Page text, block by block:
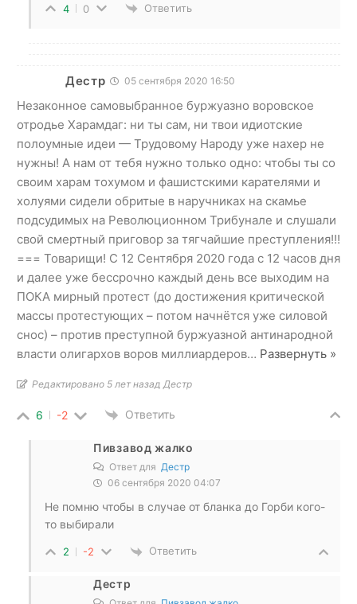
4 0 Ответить
Дестр 05 сентября 2020 16:50
Незаконное самовыбранное буржуазно воровское
отродье Харамдаг: ни ты сам, ни твои идиотские
полоумные идеи — Трудовому Народу уже нахер не
нужны! А нам от тебя нужно только одно: чтобы ты со
своим харам тохумом и фашистскими карателями и
холуями сидели обритые в наручниках на скамье
подсудимых на Революционном Трибунале и слушали
свой смертный приговор за тягчайшие преступления!!!
=== Товарищи! С 12 Сентября 2020 года с 12 часов дня
и далее уже бессрочно каждый день все выходим на
ПОКА мирный протест (до достижения критической
массы протестующих – потом начнётся уже силовой
снос) – против преступной буржуазной антинародной
власти олигархов воров миллиардеров… Развернуть »
Редактировано 5 лет назад Дестр
6 -2 Ответить
Пивзавод жалко
Ответ для Дестр
06 сентября 2020 04:07
Не помню чтобы в случае от бланка до Горби кого-
то выбирали
2 -2 Ответить
Дестр